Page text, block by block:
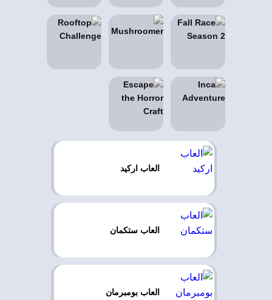
العاب اركيد
العاب ستكمان
العاب بومبرمان